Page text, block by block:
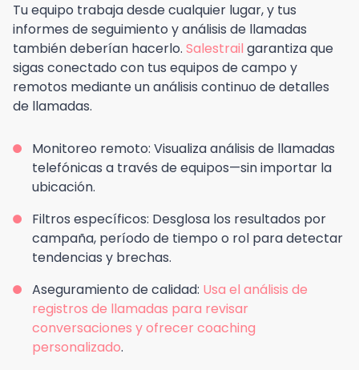
Tu equipo trabaja desde cualquier lugar, y tus
informes de seguimiento y análisis de llamadas
también deberían hacerlo. Salestrail garantiza que
sigas conectado con tus equipos de campo y
remotos mediante un análisis continuo de detalles
de llamadas.
Monitoreo remoto: Visualiza análisis de llamadas
telefónicas a través de equipos—sin importar la
ubicación.
Filtros específicos: Desglosa los resultados por
campaña, período de tiempo o rol para detectar
tendencias y brechas.
Aseguramiento de calidad: Usa el análisis de
registros de llamadas para revisar
conversaciones y ofrecer coaching
personalizado.